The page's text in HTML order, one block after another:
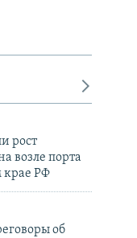
рост
возле порта
крае РФ
об